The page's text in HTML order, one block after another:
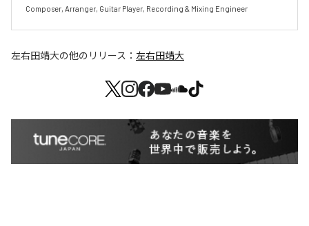
Composer, Arranger, Guitar Player, Recording & Mixing Engineer
左右田靖大の他のリリース： 左右田靖大